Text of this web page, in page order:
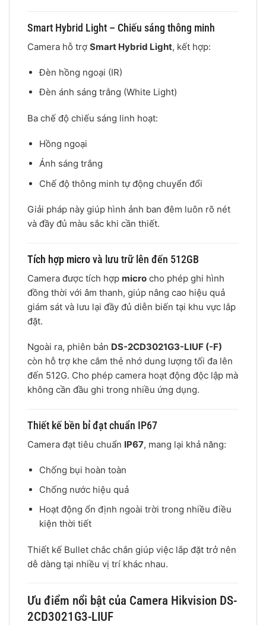
Smart Hybrid Light – Chiếu sáng thông minh
Camera hỗ trợ Smart Hybrid Light, kết hợp:
Đèn hồng ngoại (IR)
Đèn ánh sáng trắng (White Light)
Ba chế độ chiếu sáng linh hoạt:
Hồng ngoại
Ánh sáng trắng
Chế độ thông minh tự động chuyển đổi
Giải pháp này giúp hình ảnh ban đêm luôn rõ nét
và đầy đủ màu sắc khi cần thiết.
Tích hợp microvà lưu trữ lên đến 512GB
Camera được tích hợp micro cho phép ghi hình
đồng thời với âm thanh, giúp nâng cao hiệu quả
giám sát và lưu lại đầy đủ diễn biến tại khu vực lắp
đặt.
Ngoài ra, phiên bản DS-2CD3021G3-LIUF (-F)
còn hỗ trợ khe cắm thẻ nhớ dung lượng tối đa lên
đến 512G. Cho phép camera hoạt động độc lập mà
không cần đầu ghi trong nhiều ứng dụng.
Thiết kế bền bỉ đạt chuẩn IP67
Camera đạt tiêu chuẩn IP67, mang lại khả năng:
Chống bụi hoàn toàn
Chống nước hiệu quả
Hoạt động ổn định ngoài trời trong nhiều điều
kiện thời tiết
Thiết kế Bullet chắc chắn giúp việc lắp đặt trở nên
dễ dàng tại nhiều vị trí khác nhau.
Ưu điểm nổi bật của Camera Hikvision DS-
2CD3021G3-LIUF